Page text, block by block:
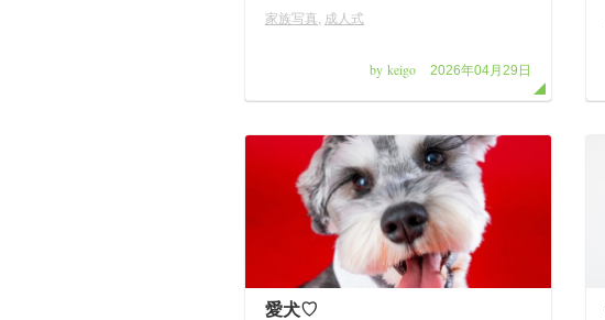
家族写真, 成人式
by keigo 2026年04月29日
愛犬♡